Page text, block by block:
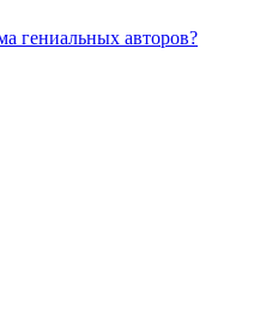
гениальных авторов?